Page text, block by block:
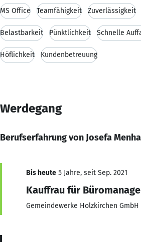
MS Office Teamfähigkeit Zuverlässigkeit
Belastbarkeit Pünktlichkeit Schnelle
Höflichkeit Kundenbetreuung
Werdegang
Berufserfahrung von Josefa
Bis heute 5 Jahre, seit Sep. 2021
Kauffrau für
Gemeindewerke Holzkirchen GmbH